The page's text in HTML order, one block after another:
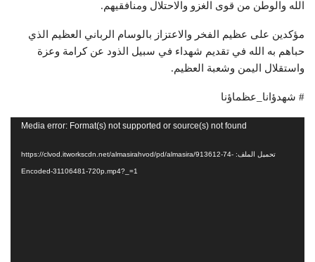
الله والوطن من قوى الغزو والاحتلال ومنافقيهم.
مؤكدين على عظيم الفخر والاعتزاز بالوسام الرباني العظيم الذي
حباهم به الله في تقديم شهداء في سبيل الذود عن كرامة وعزة
واستقلال اليمن وشعبة العظيم.
# شهدؤانا_عظماؤنا
Media error: Format(s) not supported or source(s) not found
تحميل الملف: https://clvod.itworkscdn.net/almasirahvod/pd/almasira/913612-74-
Encoded-31106481-720p.mp4?_=1